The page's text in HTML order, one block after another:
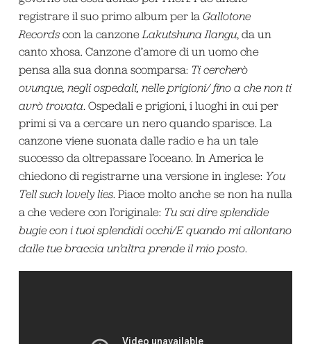
registrare il suo primo album per la Gallotone
Recordscon la canzone Lakutshuna Ilangu, da un
canto xhosa. Canzone d’amore di un uomo che
pensa alla sua donna scomparsa: Ti cercherò
ovunque, negli ospedali, nelle prigioni/ fino a che non ti
avrò trovata. Ospedali e prigioni, i luoghi in cui per
primi si va a cercare un nero quando sparisce. La
canzone viene suonata dalle radio e ha un tale
successo da oltrepassare l’oceano. In America le
chiedono di registrarne una versione in inglese: You
Tell such lovely lies. Piace molto anche se non ha nulla
a che vedere con l’originale: Tu sai dire splendide
bugie con i tuoi splendidi occhi/E quando mi allontano
dalle tue braccia un’altra prende il mio posto.